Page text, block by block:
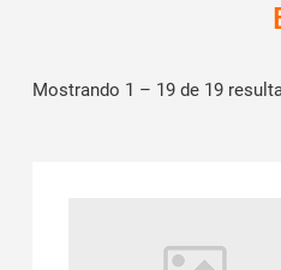
Mostrando 1 – 19 de 19